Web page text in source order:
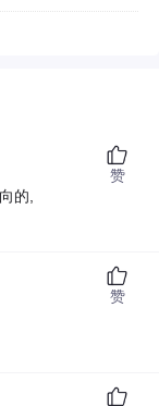
的,
赞
赞